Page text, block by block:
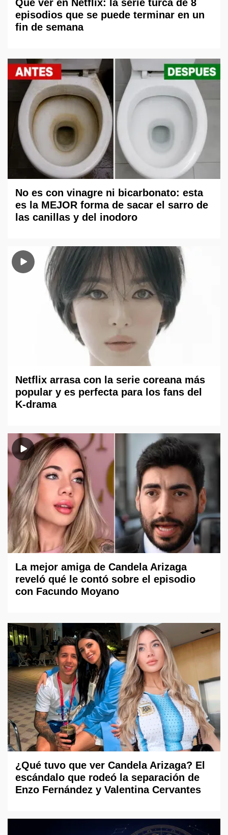
Qué ver en Netflix: la serie turca de 8
episodios que se puede terminar en un
fin de semana
No es con vinagre ni bicarbonato: esta
es la MEJOR forma de sacar el sarro de
las canillas y del inodoro
Netflix arrasa con la serie coreana más
popular y es perfecta para los fans del
K-drama
La mejor amiga de Candela Arizaga
reveló qué le contó sobre el episodio
con Facundo Moyano
¿Qué tuvo que ver Candela Arizaga? El
escándalo que rodeó la separación de
Enzo Fernández y Valentina Cervantes